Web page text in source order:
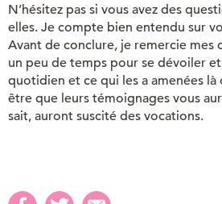
N’hésitez pas si vous avez des
elles. Je compte bien entendu sur
Avant de conclure, je remercie mes
un peu de temps pour se dévoiler
quotidien et ce qui les a amenées là
être que leurs témoignages vous
sait, auront suscité des vocations.